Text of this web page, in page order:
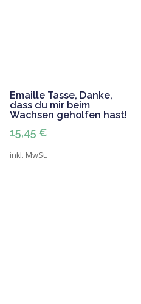
Emaille Tasse, Danke,
dass du mir beim
Wachsen geholfen hast!
15,45€
inkl. MwSt.